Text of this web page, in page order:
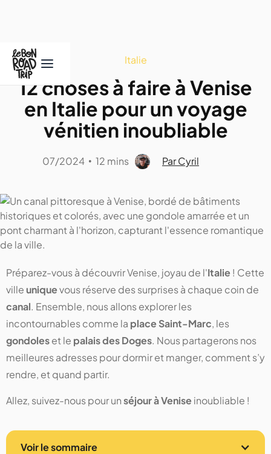
Italie
12 choses à faire à Venise
en Italie pour un voyage
vénitien inoubliable
07/2024 • 12 mins Par Cyril
Préparez-vous à découvrir Venise, joyau de l'Italie! Cette
villeuniquevous réserve des surprises à chaque coin de
canal. Ensemble, nous allons explorer les
incontournables comme la place Saint-Marc, les
gondoleset le palais des Doges. Nous partagerons nos
meilleures adresses pour dormir et manger, comment s’y
rendre, et quand partir.
Allez, suivez-nous pour unséjour à Veniseinoubliable !
Voir le sommaire